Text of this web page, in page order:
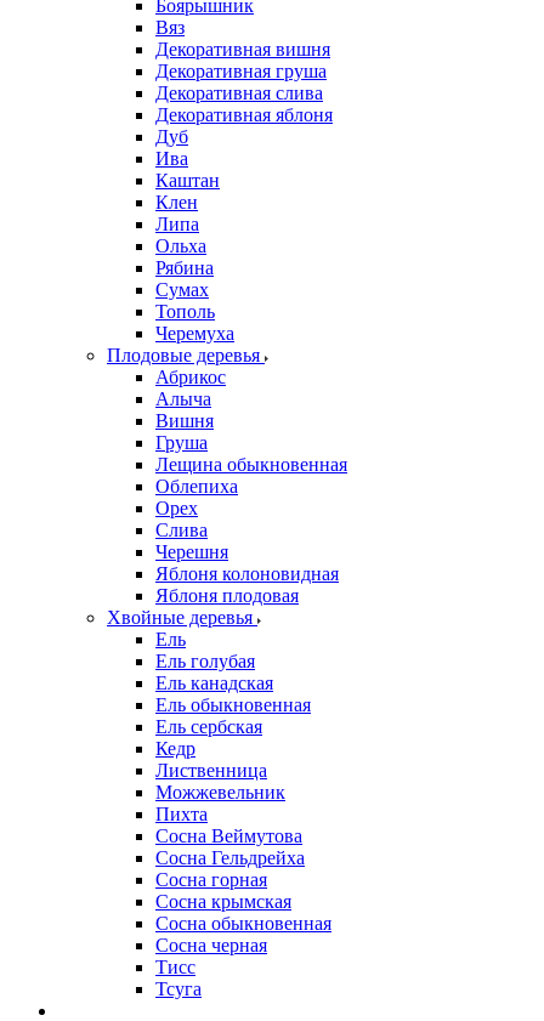
Боярышник
Вяз
Декоративная вишня
Декоративная груша
Декоративная слива
Декоративная яблоня
Дуб
Ива
Каштан
Клен
Липа
Ольха
Рябина
Сумах
Тополь
Черемуха
Плодовые деревья
Абрикос
Алыча
Вишня
Груша
Лещина обыкновенная
Облепиха
Орех
Слива
Черешня
Яблоня колоновидная
Яблоня плодовая
Хвойные деревья
Ель
Ель голубая
Ель канадская
Ель обыкновенная
Ель сербская
Кедр
Лиственница
Можжевельник
Пихта
Сосна Веймутова
Сосна Гельдрейха
Сосна горная
Сосна крымская
Сосна обыкновенная
Сосна черная
Тисс
Тсуга